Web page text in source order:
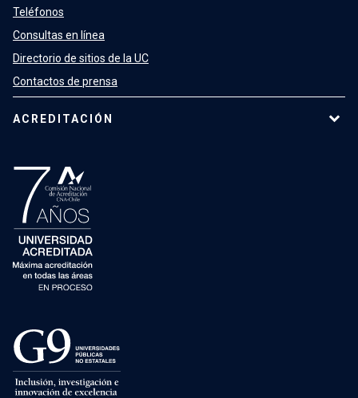
Teléfonos
Consultas en línea
Directorio de sitios de la UC
Contactos de prensa
ACREDITACIÓN